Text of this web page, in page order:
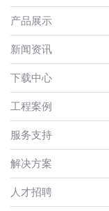
产品展示
新闻资讯
下载中心
工程案例
服务支持
解决方案
人才招聘